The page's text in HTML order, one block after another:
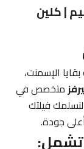
| كلين
الإسمنت،
متخصص في
فيلتك
جودة.